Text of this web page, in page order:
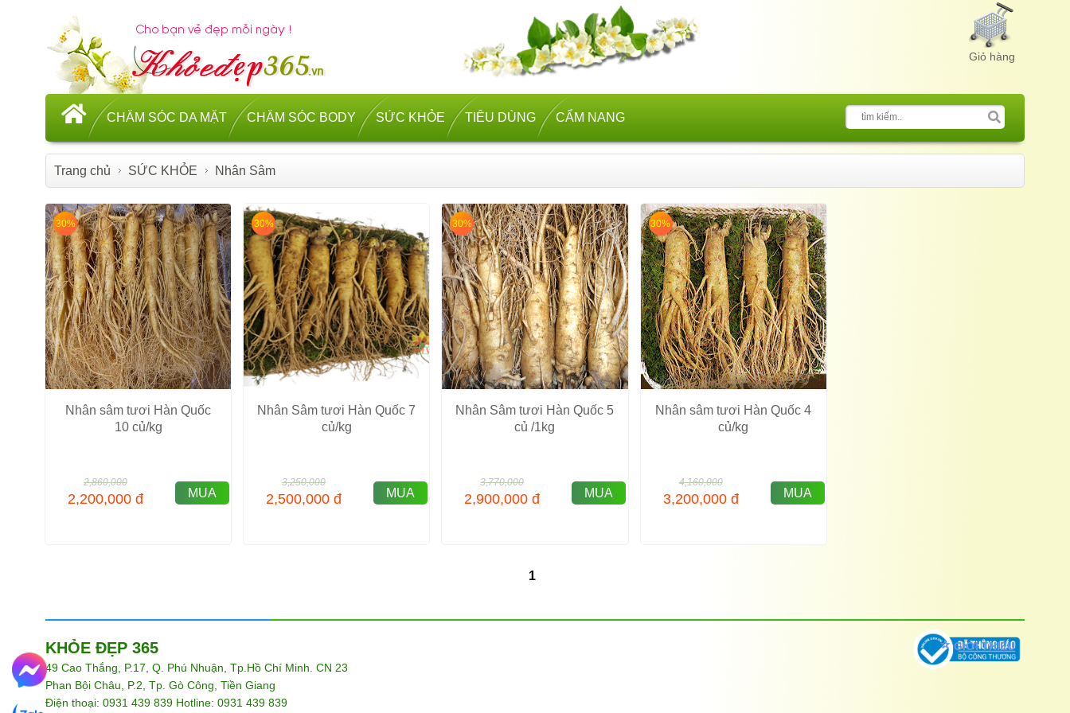
Giỏ hàng
CHĂM SÓC DA MẶT CHĂM SÓC BODY SỨC KHỎE TIÊU DÙNG CẨM NANG
Trang chủ SỨC KHỎE Nhân Sâm
30%
Nhân sâm tươi Hàn Quốc
10 củ/kg
2,860,000
2,200,000 đ MUA
30%
Nhân Sâm tươi Hàn Quốc 7
củ/kg
3,250,000
2,500,000đ MUA
30%
Nhân Sâm tươi Hàn Quốc 5
củ /1kg
3,770,000
2,900,000đ MUA
30%
Nhân sâm tươi Hàn Quốc 4
củ/kg
4,160,000
3,200,000 đ MUA
1
KHỎE ĐẸP 365
49 Cao Thắng, P.17, Q. Phú Nhuận, Tp.Hồ Chí Minh. CN 23
Phan Bội Châu, P.2, Tp. Gò Công, Tiền Giang
Điện thoại: 0931 439 839 Hotline: 0931 439 839
GIỚI THIỆU